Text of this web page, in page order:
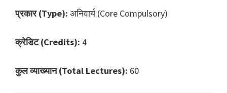
प्रकार (Type): अनिवार्य (Core Compulsory)
क्रेडिट (Credits): 4
कुल व्याख्यान (Total Lectures): 60